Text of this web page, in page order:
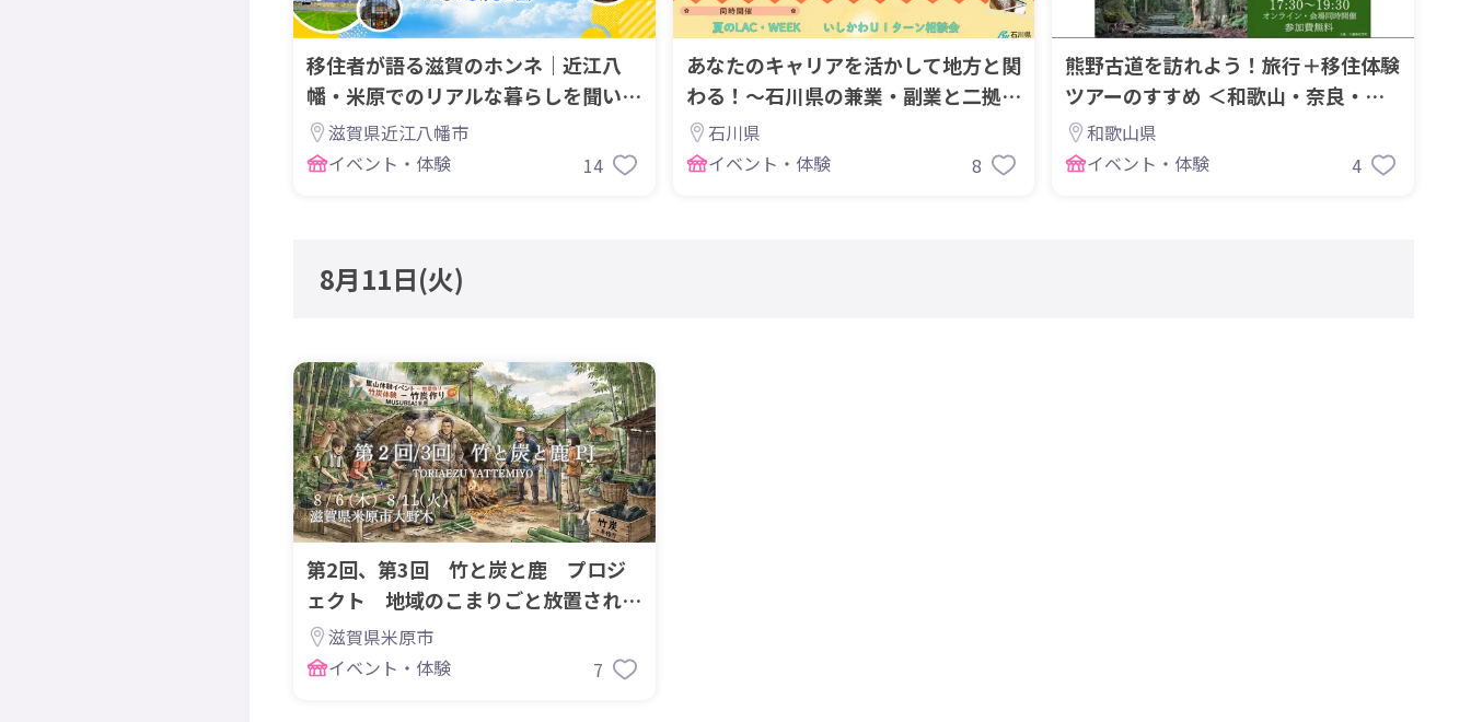
移住者が語る滋賀のホンネ｜近江八
幡・米原でのリアルな暮らしを聞いて
みませんか？
滋賀県近江八幡市
イベント・体験
14
あなたのキャリアを活かして地方と関
わる！～石川県の兼業・副業と二拠点
生活のリアル～
石川県
イベント・体験
8
熊野古道を訪れよう！旅行＋移住体験
ツアーのすすめ ＜和歌山・奈良・三
重・紀宝町＞
和歌山県
イベント・体験
4
8月11日(火)
第2回、第3回 竹と炭と鹿 プロジ
ェクト 地域のこまりごと放置された
竹林を資源に！！
滋賀県米原市
イベント・体験
7